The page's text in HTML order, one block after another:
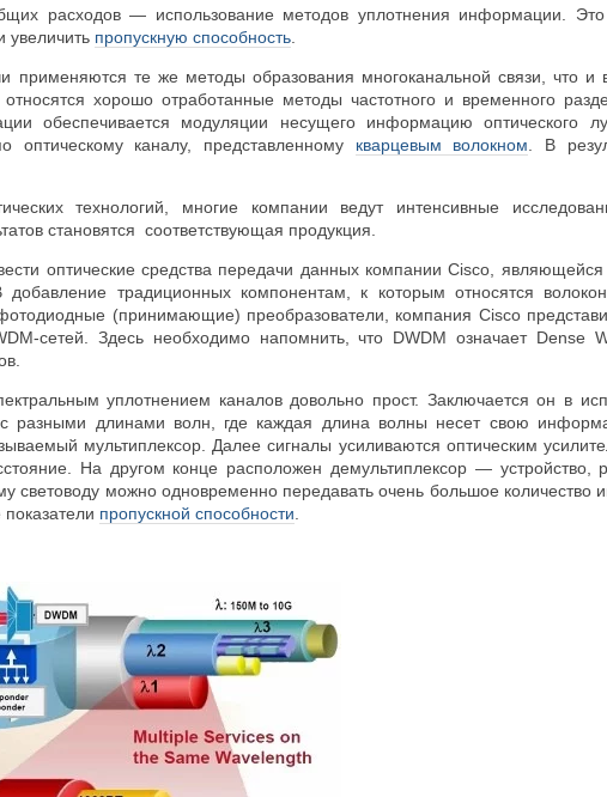
расходов — использование методов уплотнения информации. Это
увеличить пропускную способность
применяются те же методы образования многоканальной связи, что
хорошо отработанные методы частотного и временного
обеспечивается модуляции несущего информацию оптического
оптическому каналу, представленному кварцевым волокном . В
технологий, многие компании ведут интенсивные
становятся соответствующая продукция.
оптические средства передачи данных компании Cisco,
добавление традиционных компонентам, к которым относятся
(принимающие) преобразователи, компания Cisco
сетей. Здесь необходимо напомнить, что DWDM означает Dense
уплотнением каналов довольно прост. Заключается он в
разными длинами волн, где каждая длина волны несет свою
мультиплексор. Далее сигналы усиливаются оптическим
На другом конце расположен демультиплексор — устройство,
световоду можно одновременно передавать очень большое количество
пропускной способности